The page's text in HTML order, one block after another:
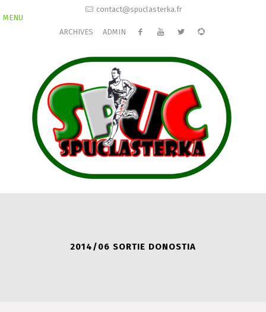
contact@spuclasterka.fr
ARCHIVES ADMIN
MENU
2014/06 SORTIE DONOSTIA